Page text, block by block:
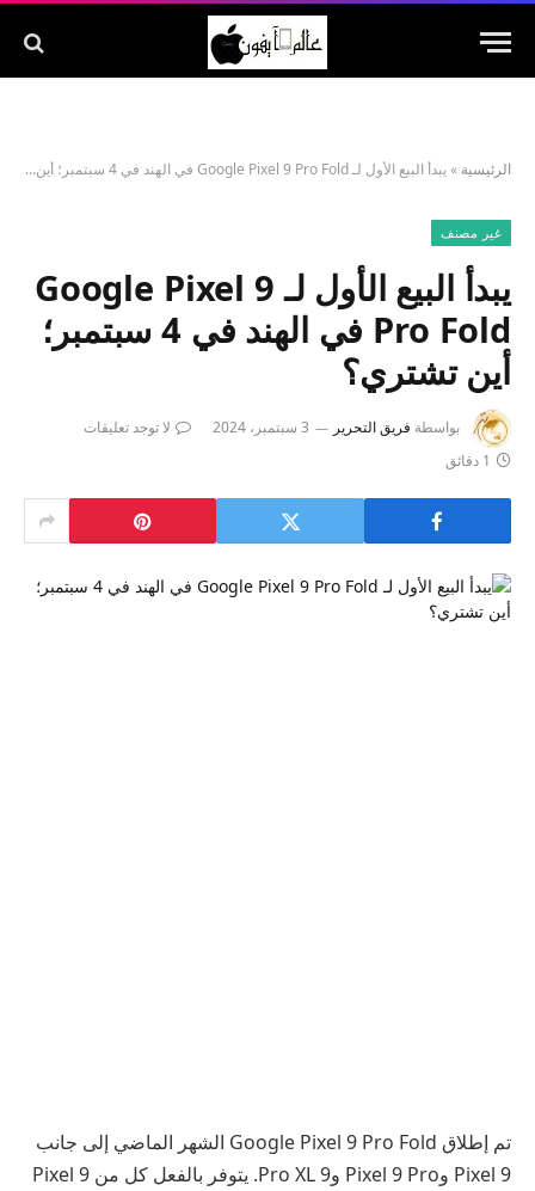
الرئيسية »يبدأ البيع الأول لـ Google Pixel 9 Pro Fold في الهند في 4 سبتمبر؛ أين تشتري؟
غير مصنف
يبدأ البيع الأول لـ Google Pixel 9
Pro Fold في الهند في 4 سبتمبر؛
أين تشتري؟
بواسطة فريق التحرير 3 سبتمبر، 2024
لا توجد تعليقات
1 دقائق
تم إطلاق Google Pixel 9 Pro Fold الشهر الماضي إلى جانب
Pixel 9 وPixel 9 Pro و9 Pro XL. يتوفر بالفعل كل من Pixel 9